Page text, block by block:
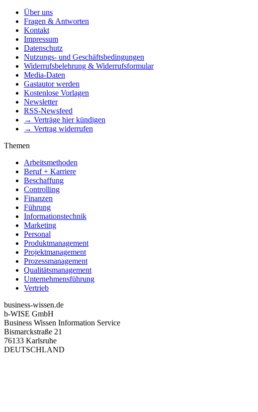
Über uns
Fragen & Antworten
Kontakt
Impressum
Datenschutz
Nutzungs- und Geschäftsbedingungen
Widerrufsbelehrung & Widerrufsformular
Media-Daten
Gastautor werden
Kostenlose Vorlagen
Newsletter
RSS-Newsfeed
→ Verträge hier kündigen
→ Vertrag widerrufen
Themen
Arbeitsmethoden
Beruf + Karriere
Beschaffung
Controlling
Finanzen
Führung
Informationstechnik
Marketing
Personal
Produktmanagement
Projektmanagement
Prozessmanagement
Qualitätsmanagement
Unternehmensführung
Vertrieb
business-wissen.de
b-WISE GmbH
Business Wissen Information Service
Bismarckstraße 21
76133 Karlsruhe
DEUTSCHLAND